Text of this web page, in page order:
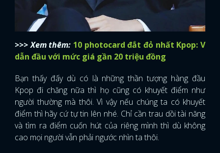
>>> Xem thêm: 10 photocard đắt đỏ nhất Kpop: V
dẫn đầu với mức giá gần 20 triệu đồng
Bạn thấy đấy dù có là những thần tượng hàng đầu
Kpop đi chăng nữa thì họ cũng có khuyết điểm như
người thường mà thôi. Vì vậy nếu chúng ta có khuyết
điểm thì hãy cứ tự tin lên nhé. Chỉ cần trau dồi tài năng
và tìm ra điểm cuốn hút của riêng mình thì dù không
cao mọi người vẫn phải ngước nhìn ta thôi.